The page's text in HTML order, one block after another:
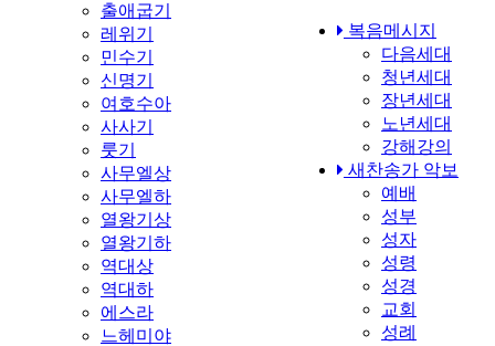
출애굽기
레위기
민수기
신명기
여호수아
사사기
룻기
사무엘상
사무엘하
열왕기상
열왕기하
역대상
역대하
에스라
느헤미야
복음메시지
다음세대
청년세대
장년세대
노년세대
강해강의
새찬송가 악보
예배
성부
성자
성령
성경
교회
성례